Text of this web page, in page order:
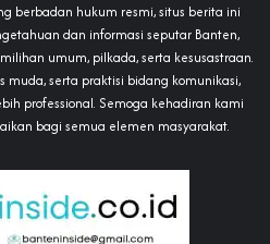
berbadan hukum resmi, situs berita ini
dan informasi seputar Banten,
umum, pilkada, serta kesusastraan.
muda, serta praktisi bidang komunikasi,
professional. Semoga kehadiran kami
bagi semua elemen masyarakat.